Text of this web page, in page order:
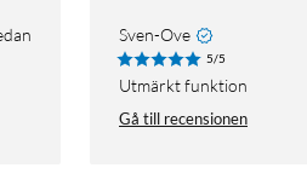
Sven-Ove
5/5
Utmärkt funktion
Gå till recensionen